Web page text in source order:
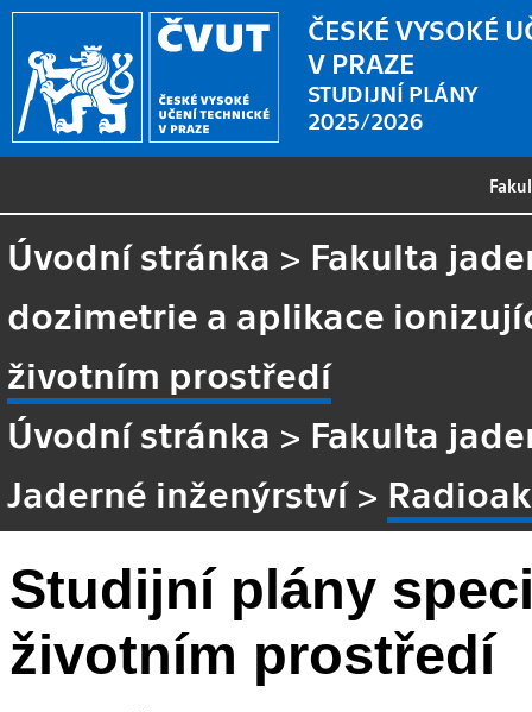
ČESKÉ VYSOKÉ
V PRAZE
STUDIJNÍ PLÁNY
2025/2026
Úvodní stránka > Fakulta
dozimetrie a aplikace
životním prostředí
Úvodní stránka > Fakulta
Jaderné inženýrství>
Studijní plány
životním prostředí